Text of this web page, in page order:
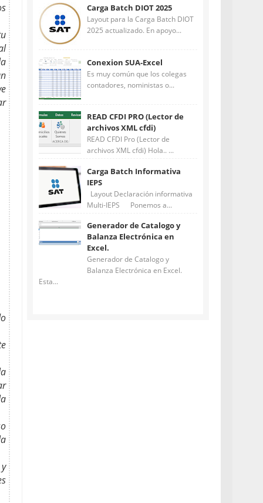
Carga Batch DIOT 2025
Layout para la Carga Batch DIOT
2025 actualizado. En apoyo...
Conexion SUA-Excel
Es muy común que los colegas
contadores, noministas o...
READ CFDI PRO (Lector de
archivos XML cfdi)
READ CFDI Pro (Lector de
archivos XML cfdi) Hola.. ...
Carga Batch Informativa
IEPS
Layout Declaración informativa
Multi-IEPS Ponemos a...
Generador de Catalogo y
Balanza Electrónica en
Excel.
Generador de Catalogo y
Balanza Electrónica en Excel.
Esta...